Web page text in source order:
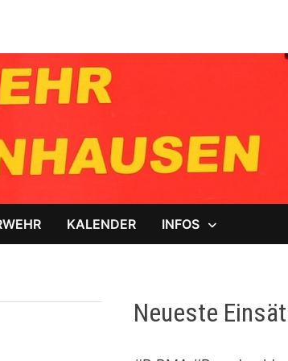
KALENDER INFOS
Neueste